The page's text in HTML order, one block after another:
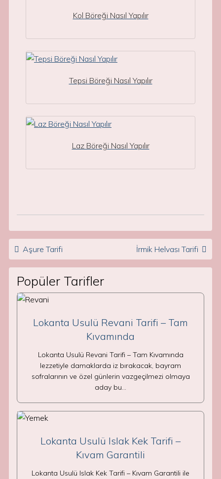
Kol Böreği Nasıl Yapılır
Tepsi Böreği Nasıl Yapılır
Laz Böreği Nasıl Yapılır
Post navigation
Aşure Tarifi İrmik Helvası Tarifi
Popüler Tarifler
Lokanta Usulü Revani Tarifi – Tam
Kıvamında
Lokanta Usulü Revani Tarifi – Tam Kıvamında
lezzetiyle damaklarda iz bırakacak, bayram
sofralarının ve özel günlerin vazgeçilmezi olmaya
aday bu…
Lokanta Usulü Islak Kek Tarifi –
Kıvam Garantili
Lokanta Usulü Islak Kek Tarifi – Kıvam Garantili ile